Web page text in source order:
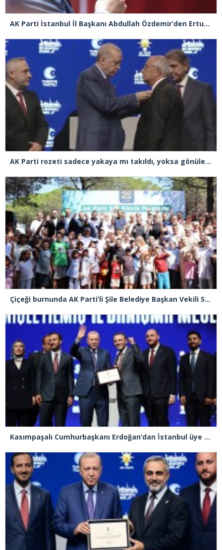
AK Parti İstanbul İl Başkanı Abdullah Özdemir’den Ertuğrul Özkök’e “Franco” tepkisi
AK Parti rozeti sadece yakaya mı takıldı, yoksa gönüle takılmadı mı?
Çiçeği burnunda AK Parti’li Şile Belediye Başkan Vekili Sacit Terzi, teşkilatlarla piknikte buluştu
Kasımpaşalı Cumhurbaşkanı Erdoğan’dan İstanbul üye birincisi Beyoğlu İlçe Başkanı Kasım Fırat’a plaket